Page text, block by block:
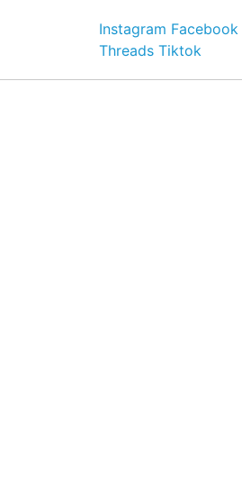
Instagram Facebook
Threads Tiktok